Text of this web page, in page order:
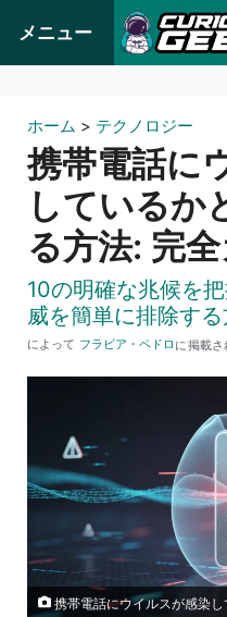
ン
メニュー
ホーム > テクノロジー
携帯電話に
しているか
る方法: 完
10の明確な兆候を
威を簡単に排除す
に掲載さ
によって フラビア・ペドロ
携帯電話にウイルスが感染